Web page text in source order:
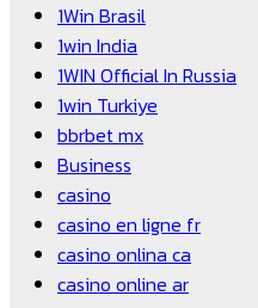
1Win Brasil
1win India
1WIN Official In Russia
1win Turkiye
bbrbet mx
Business
casino
casino en ligne fr
casino onlina ca
casino online ar